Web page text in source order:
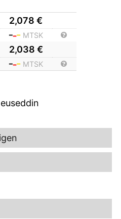
2,078 €
MTSK
2,038 €
MTSK